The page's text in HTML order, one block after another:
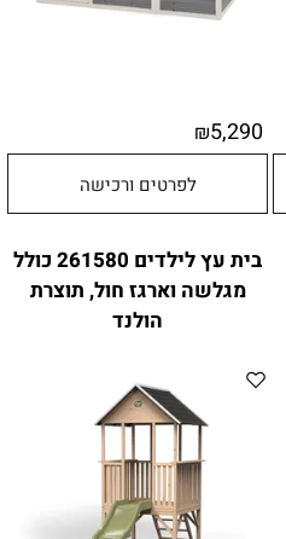
₪5,290
לפרטים ורכישה
בית עץ לילדים 261580 כולל
מגלשה וארגז חול, תוצרת
הולנד